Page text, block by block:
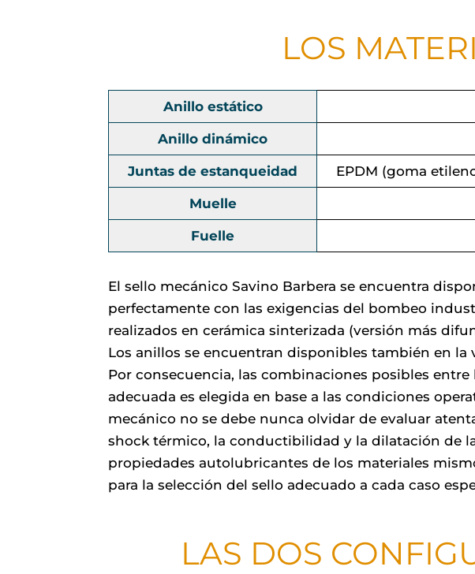
LOS
Anillo estático
Anillo dinámico
Juntas de estanqueidad EPDM (goma
Muelle
Fuelle
El sello mecánico Savino Barbera se encuentra
perfectamente con las exigencias del bombeo
realizados en cerámica sinterizada (versión más
Los anillos se encuentran disponibles también en la
Por consecuencia, las combinaciones posibles
adecuada es elegida en base a las condiciones
mecánico no se debe nunca olvidar de evaluar
shock térmico, la conductibilidad y la dilatación de
propiedades autolubricantes de los materiales
para la selección del sello adecuado a cada caso
LAS DOS